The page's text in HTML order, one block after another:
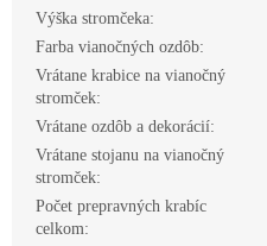
Výška stromčeka:
Farba vianočných ozdôb:
Vrátane krabice na vianočný
stromček:
Vrátane ozdôb a dekorácií:
Vrátane stojanu na vianočný
stromček:
Počet prepravných krabíc
celkom: